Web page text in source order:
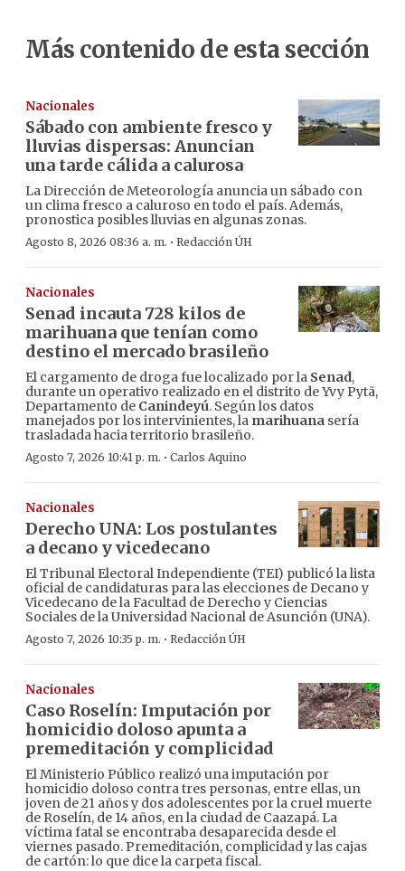
Más contenido de esta sección
Nacionales
Sábado con ambiente fresco y
lluvias dispersas: Anuncian
una tarde cálida a calurosa
La Dirección de Meteorología anuncia un sábado con
un clima fresco a caluroso en todo el país. Además,
pronostica posibles lluvias en algunas zonas.
Agosto 8, 2026 08:36 a. m. · Redacción ÚH
Nacionales
Senad incauta 728 kilos de
marihuana que tenían como
destino el mercado brasileño
El cargamento de droga fue localizado por la Senad,
durante un operativo realizado en el distrito de Yvy Pytã,
Departamento de Canindeyú. Según los datos
manejados por los intervinientes, la marihuana sería
trasladada hacia territorio brasileño.
Agosto 7, 2026 10:41 p. m. · Carlos Aquino
Nacionales
Derecho UNA: Los postulantes
a decano y vicedecano
El Tribunal Electoral Independiente (TEI) publicó la lista
oficial de candidaturas para las elecciones de Decano y
Vicedecano de la Facultad de Derecho y Ciencias
Sociales de la Universidad Nacional de Asunción (UNA).
Agosto 7, 2026 10:35 p. m. · Redacción ÚH
Nacionales
Caso Roselín: Imputación por
homicidio doloso apunta a
premeditación y complicidad
El Ministerio Público realizó una imputación por
homicidio doloso contra tres personas, entre ellas, un
joven de 21 años y dos adolescentes por la cruel muerte
de Roselín, de 14 años, en la ciudad de Caazapá. La
víctima fatal se encontraba desaparecida desde el
viernes pasado. Premeditación, complicidad y las cajas
de cartón: lo que dice la carpeta fiscal.